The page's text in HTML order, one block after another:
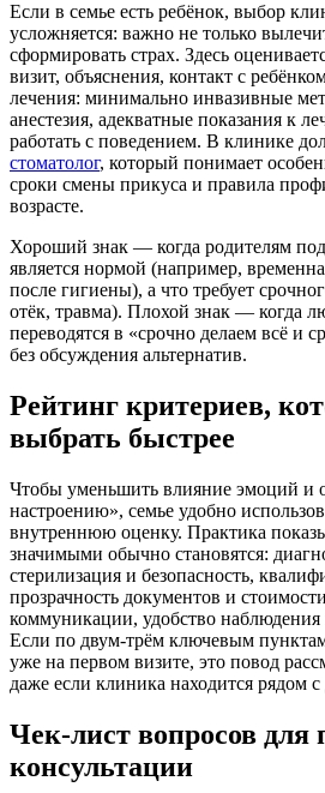
Если в семье есть ребёнок, выбор
усложняется: важно не только
сформировать страх. Здесь
визит, объяснения, контакт с
лечения: минимально инвазивные
анестезия, адекватные показания к
работать с поведением. В клинике
стоматолог, который понимает
сроки смены прикуса и правила
возрасте.
Хороший знак — когда родителям
является нормой (например,
после гигиены), а что требует
отёк, травма). Плохой знак — когда
переводятся в «срочно делаем всё и
без обсуждения альтернатив.
Рейтинг критериев,
выбрать быстрее
Чтобы уменьшить влияние эмоций и
настроению», семье удобно
внутреннюю оценку. Практика
значимыми обычно становятся:
стерилизация и безопасность,
прозрачность документов и
коммуникации, удобство наблюдения
Если по двум-трём ключевым
уже на первом визите, это повод
даже если клиника находится рядом
Чек-лист вопросов для
консультации